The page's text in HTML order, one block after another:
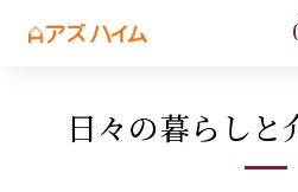
日々の暮らしと